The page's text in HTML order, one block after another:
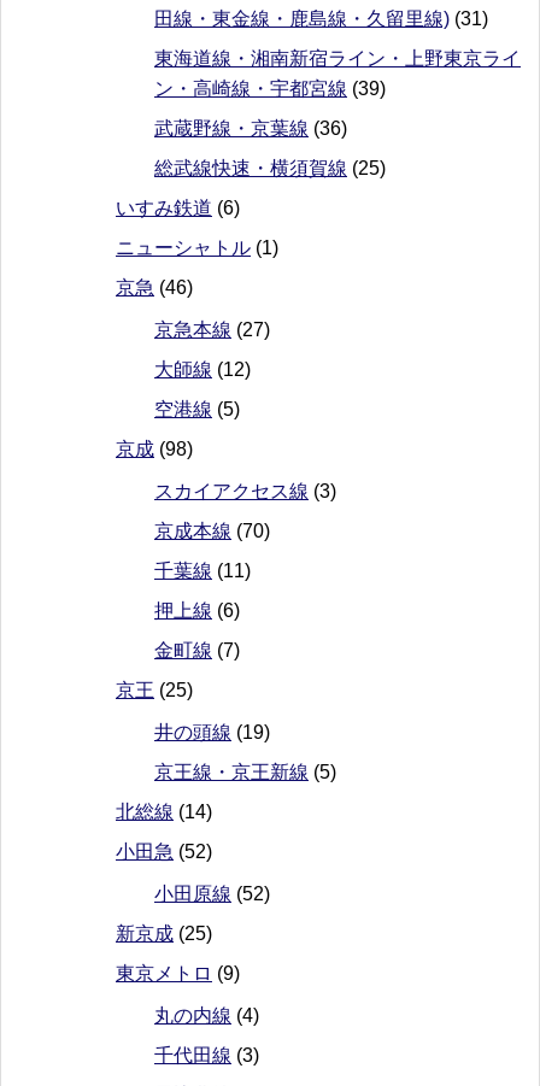
田線・東金線・鹿島線・久留里線) (31)
東海道線・湘南新宿ライン・上野東京ライ
ン・高崎線・宇都宮線 (39)
武蔵野線・京葉線 (36)
総武線快速・横須賀線 (25)
いすみ鉄道 (6)
ニューシャトル (1)
京急 (46)
京急本線 (27)
大師線 (12)
空港線 (5)
京成 (98)
スカイアクセス線 (3)
京成本線 (70)
千葉線 (11)
押上線 (6)
金町線 (7)
京王 (25)
井の頭線 (19)
京王線・京王新線 (5)
北総線 (14)
小田急 (52)
小田原線 (52)
新京成 (25)
東京メトロ (9)
丸の内線 (4)
千代田線 (3)